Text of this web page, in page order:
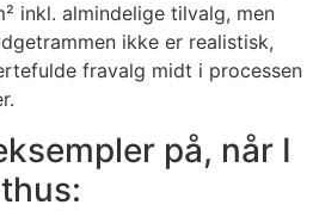
inkl. almindelige tilvalg, men
ikke er realistisk,
fravalg midt i processen
på, når I